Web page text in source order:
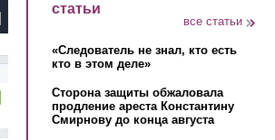
статьи
все статьи
«Следователь не знал, кто есть
кто в этом деле»
Сторона защиты обжаловала
продление ареста Константину
Смирнову до конца августа